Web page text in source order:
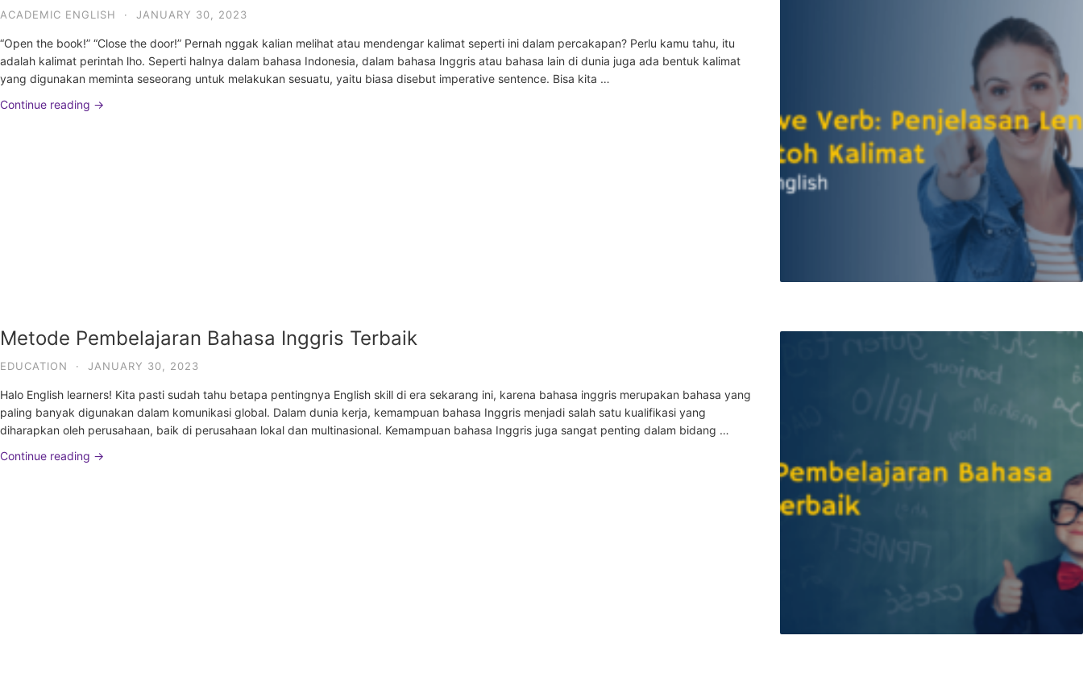
ACADEMIC ENGLISH · JANUARY 30, 2023
“Open the book!” “Close the door!” Pernah nggak kalian melihat atau mendengar kalimat seperti ini dalam percakapan? Perlu kamu tahu, itu
adalah kalimat perintah lho. Seperti halnya dalam bahasa Indonesia, dalam bahasa Inggris atau bahasa lain di dunia juga ada bentuk kalimat
yang digunakan meminta seseorang untuk melakukan sesuatu, yaitu biasa disebut imperative sentence. Bisa kita …
Continue reading →
Metode Pembelajaran Bahasa Inggris Terbaik
EDUCATION · JANUARY 30, 2023
Halo English learners! Kita pasti sudah tahu betapa pentingnya English skill di era sekarang ini, karena bahasa inggris merupakan bahasa yang
paling banyak digunakan dalam komunikasi global. Dalam dunia kerja, kemampuan bahasa Inggris menjadi salah satu kualifikasi yang
diharapkan oleh perusahaan, baik di perusahaan lokal dan multinasional. Kemampuan bahasa Inggris juga sangat penting dalam bidang …
Continue reading →